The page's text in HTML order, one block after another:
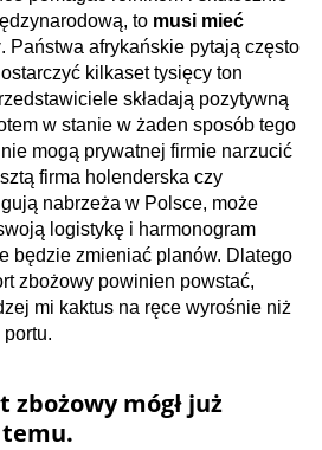
to musi mieć
. Państwa afrykańskie pytają często
kilkaset tysięcy ton
składają pozytywną
w stanie w żaden sposób tego
mogą prywatnej firmie narzucić
firma holenderska czy
nabrzeża w Polsce, może
logistykę i harmonogram
będzie zmieniać planów. Dlatego
zbożowy powinien powstać,
mi kaktus na ręce wyrośnie niż
zbożowy mógł już